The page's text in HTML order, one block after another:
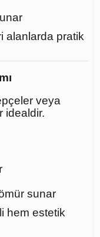
alanlarda pratik
veya
idealdir.
sunar
hem estetik